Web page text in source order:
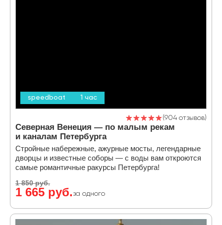
speedboat 1 час
904 отзывов
Северная Венеция — по малым рекам
и каналам Петербурга
Стройные набережные, ажурные мосты, легендарные
дворцы и известные соборы — с воды вам откроются
самые романтичные ракурсы Петербурга!
1 850 руб.
1 665 руб. за одного